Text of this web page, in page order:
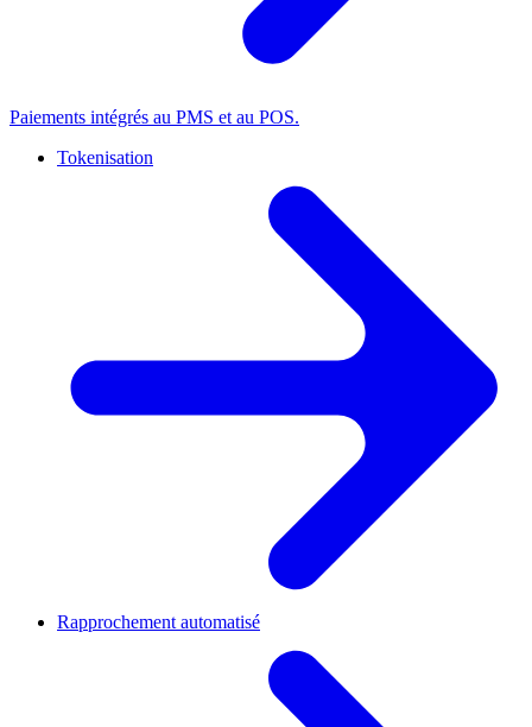
Paiements intégrés au PMS et au POS.
Tokenisation
Rapprochement automatisé